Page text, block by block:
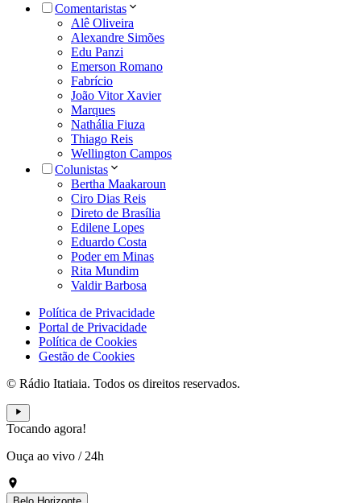
Comentaristas
Alê Oliveira
Alexandre Simões
Edu Panzi
Emerson Romano
Fabrício
João Vitor Xavier
Marques
Nathália Fiuza
Thiago Reis
Wellington Campos
Colunistas
Bertha Maakaroun
Ciro Dias Reis
Direto de Brasília
Edilene Lopes
Eduardo Costa
Poder em Minas
Rita Mundim
Valdir Barbosa
Política de Privacidade
Portal de Privacidade
Política de Cookies
Gestão de Cookies
© Rádio Itatiaia. Todos os direitos reservados.
Tocando agora!
Ouça ao vivo / 24h